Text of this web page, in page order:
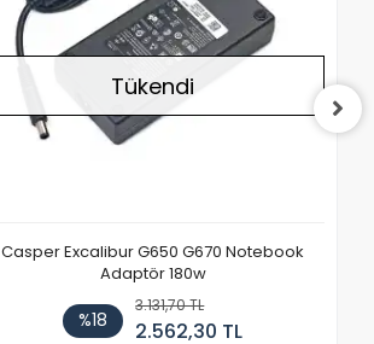
Tükendi
Casper Excalibur G650 G670 Notebook
Adaptör 180w
%18
3.131,70 TL
2.562,30 TL